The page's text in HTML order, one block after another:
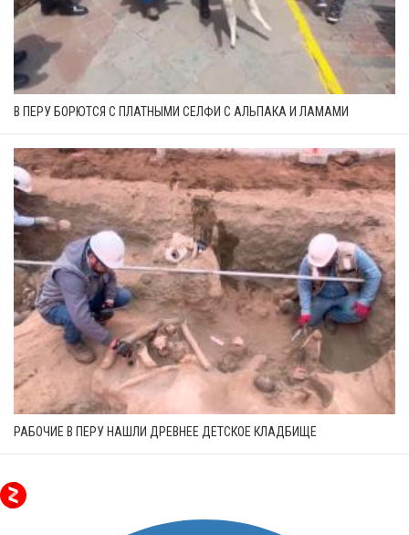
В ПЕРУ БОРЮТСЯ С ПЛАТНЫМИ СЕЛФИ С АЛЬПАКА И ЛАМАМИ
РАБОЧИЕ В ПЕРУ НАШЛИ ДРЕВНЕЕ ДЕТСКОЕ КЛАДБИЩЕ